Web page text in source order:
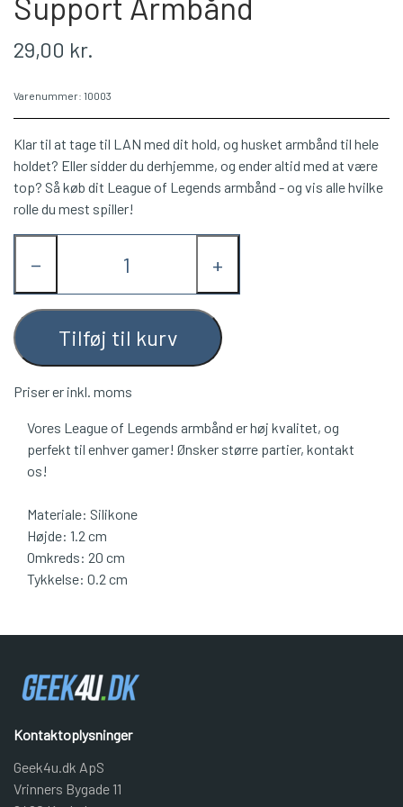
29,00 kr.
Varenummer: 10003
Klar til at tage til LAN med dit hold, og husket armbånd til hele
holdet? Eller sidder du derhjemme, og ender altid med at være
top? Så køb dit League of Legends armbånd - og vis alle hvilke
rolle du mest spiller!
− +
Tilføj til kurv
Priser er inkl. moms
Vores League of Legends armbånd er høj kvalitet, og
perfekt til enhver gamer! Ønsker større partier, kontakt
os!
Materiale: Silikone
Højde: 1.2 cm
Omkreds: 20 cm
Tykkelse: 0.2 cm
Kontaktoplysninger
Geek4u.dk ApS
Vrinners Bygade 11